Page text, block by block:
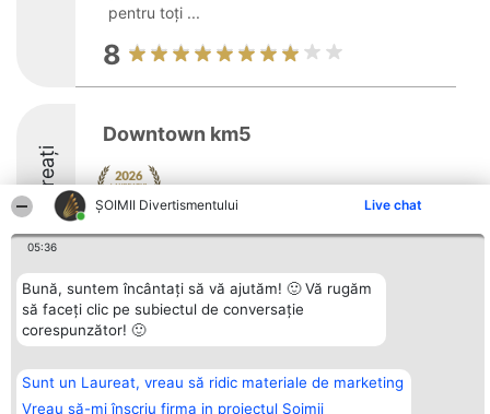
ŞOIMII Divertismentului Live chat
05:36
Bună, suntem încântați să vă ajutăm! 🙂 Vă rugăm
să faceți clic pe subiectul de conversație
corespunzător! 🙂
Sunt un Laureat, vreau să ridic materiale de marketing
Vreau să-mi înscriu firma in proiectul Șoimii
pentru toți ...
8
Laureați
Downtown km5
8.2
Organizator Ranking
BRIGHT SOLUTIONS BR SRL
Aleea Timisul De Sus 2 Bl. A30
Sc. A Et. 4 Ap. 13 Cod 061952
București
Plebiscyt
Lista Tuturor
Laureaților
Reguli